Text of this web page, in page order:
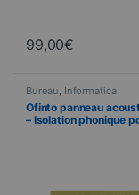
99,00€
Bureau, Informatica
Ofinto panneau
– Isolation phonique